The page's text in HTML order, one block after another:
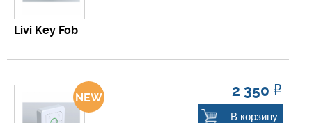
Livi Key Fob
2 350 Р
В корзину